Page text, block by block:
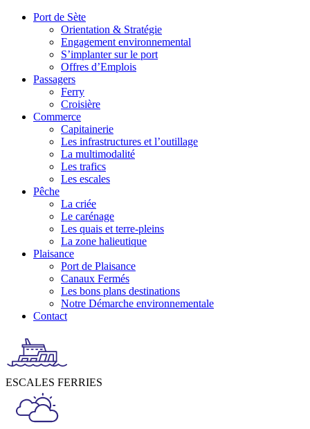
Port de Sète
Orientation & Stratégie
Engagement environnemental
S’implanter sur le port
Offres d’Emplois
Passagers
Ferry
Croisière
Commerce
Capitainerie
Les infrastructures et l’outillage
La multimodalité
Les trafics
Les escales
Pêche
La criée
Le carénage
Les quais et terre-pleins
La zone halieutique
Plaisance
Port de Plaisance
Canaux Fermés
Les bons plans destinations
Notre Démarche environnementale
Contact
ESCALES FERRIES